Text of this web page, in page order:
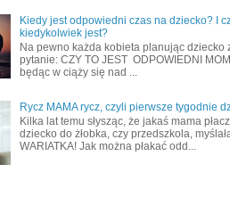
Kiedy jest odpowiedni czas na dziecko? I
kiedykolwiek jest?
Na pewno każda kobieta planując dziecko
pytanie: CZY TO JEST ODPOWIEDNI
będąc w ciąży się nad ...
Rycz MAMA rycz, czyli pierwsze tygodnie
Kilka lat temu słysząc, że jakaś mama
dziecko do żłobka, czy przedszkola,
WARIATKA! Jak można płakać odd...